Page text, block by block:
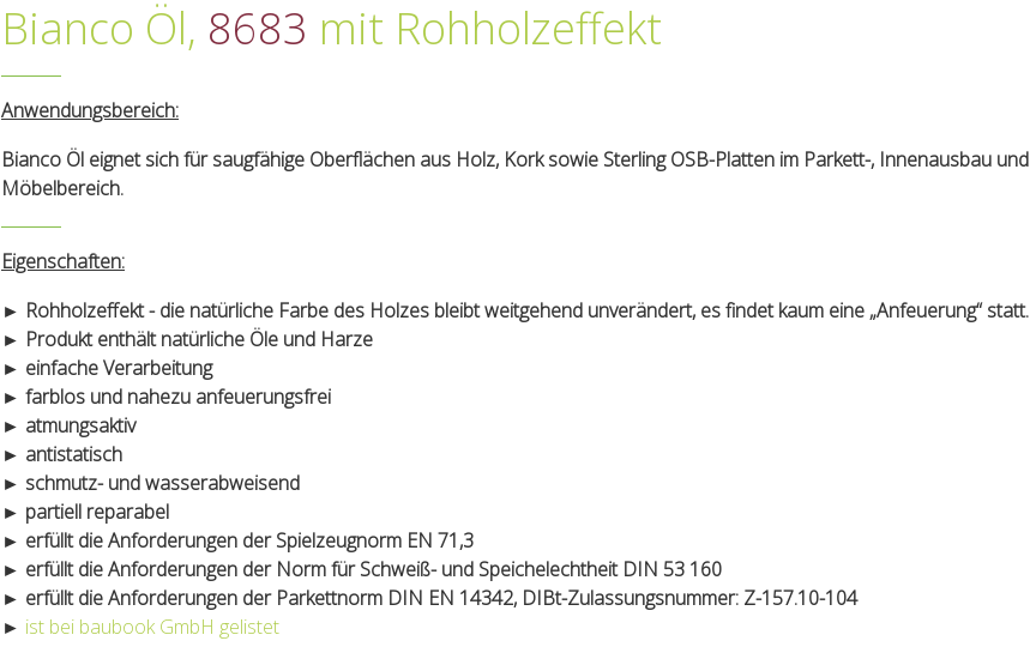
Bianco Öl, 8683 mit Rohholzeffekt
Anwendungsbereich:
Bianco Öl eignet sich für saugfähige Oberflächen aus Holz, Kork sowie Sterling OSB-Platten im Parkett-, Innenausbau und
Möbelbereich.
Eigenschaften:
► Rohholzeffekt - die natürliche Farbe des Holzes bleibt weitgehend unverändert, es findet kaum eine „Anfeuerung“ statt.
► Produkt enthält natürliche Öle und Harze
► einfache Verarbeitung
► farblos und nahezu anfeuerungsfrei
► atmungsaktiv
► antistatisch
► schmutz- und wasserabweisend
► partiell reparabel
► erfüllt die Anforderungen der Spielzeugnorm EN 71,3
► erfüllt die Anforderungen der Norm für Schweiß- und Speichelechtheit DIN 53 160
► erfüllt die Anforderungen der Parkettnorm DIN EN 14342, DIBt-Zulassungsnummer: Z-157.10-104
► ist bei baubook GmbH gelistet